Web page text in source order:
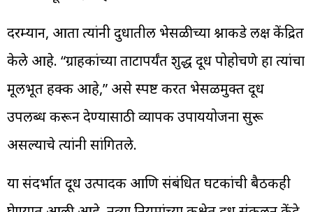
दरम्यान, आता त्यांनी दुधातील भेसळीच्या प्रश्नाकडे लक्ष केंद्रित
केले आहे. “ग्राहकांच्या ताटापर्यंत शुद्ध दूध पोहोचणे हा त्यांचा
मूलभूत हक्क आहे,” असे स्पष्ट करत भेसळमुक्त दूध
उपलब्ध करून देण्यासाठी व्यापक उपाययोजना सुरू
असल्याचे त्यांनी सांगितले.
या संदर्भात दूध उत्पादक आणि संबंधित घटकांची बैठकही